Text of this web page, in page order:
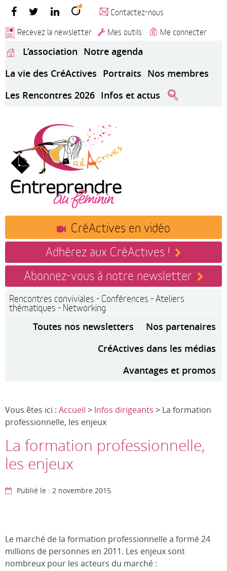
Contactez-nous
Recevez la newsletter
Mes outils Me connecter
L’association Notre agenda
La vie des CréActives Portraits Nos membres
Les Rencontres 2026 Infos et actus
CréActives en vidéo
Adhérez aux CréActives !
Abonnez-vous à notre newsletter
Rencontres conviviales - Conférences - Ateliers
thématiques - Networking
Toutes nos newsletters
Nos partenaires
CréActives dans les médias
Avantages et promos
Vous êtes ici : Accueil > Infos dirigeants > La formation
professionnelle, les enjeux
La formation professionnelle,
les enjeux
Publié le : 2 novembre 2015
Le marché de la formation professionnelle a formé 24
millions de personnes en 2011. Les enjeux sont
nombreux pour les acteurs du marché :